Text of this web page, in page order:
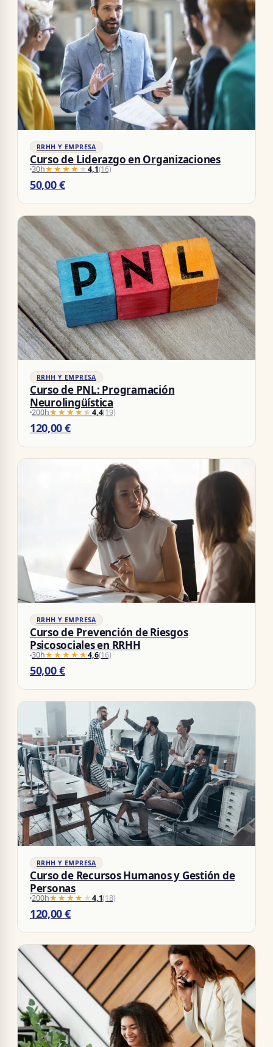
RRHH Y EMPRESA
Curso de Liderazgo en Organizaciones
30h★★★★★
★★★★★4,1(16)
50,00€
RRHH Y EMPRESA
Curso de PNL: Programación
Neurolingüística
200h★★★★★
★★★★★4,4(19)
120,00€
RRHH Y EMPRESA
Curso de Prevención de Riesgos
Psicosociales en RRHH
30h★★★★★
★★★★★4,6(16)
50,00€
RRHH Y EMPRESA
Curso de Recursos Humanos y Gestión de
Personas
200h★★★★★
★★★★★4,1(18)
120,00€